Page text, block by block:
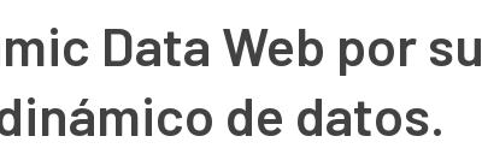
Data Web por su
de datos.